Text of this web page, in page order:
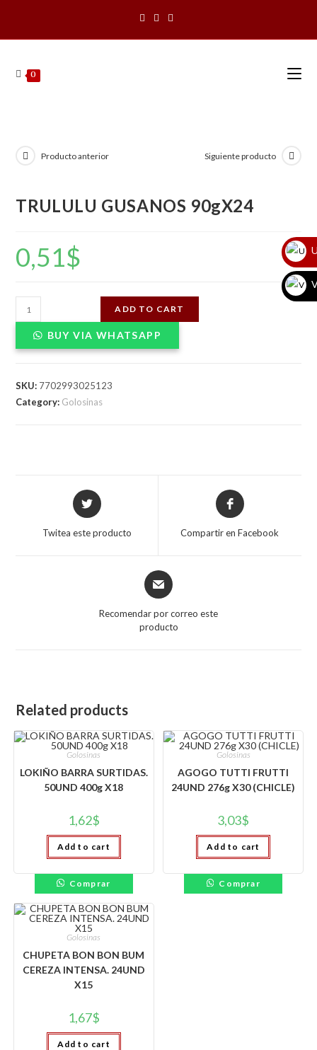
contenido
0
Producto anterior Siguiente producto
TRULULU GUSANOS 90gX24
0,51$
TRULULU
GUSANOS
90gX24
ADD TO CART
BUY VIA WHATSAPP
SKU: 7702993025123
Category: Golosinas
Opens
in
Twitea este producto
Opens
in
Compartir en Facebook
Opens
in
new
Recomendar por correo este
producto
Related products
Golosinas
LOKIÑO BARRA SURTIDAS.
50UND 400g X18
1,62$
Add to cart
Comprar
Golosinas
AGOGO TUTTI FRUTTI
24UND 276g X30 (CHICLE)
3,03$
Add to cart
Comprar
Golosinas
CHUPETA BON BON BUM
CEREZA INTENSA. 24UND
X15
1,67$
Add to cart